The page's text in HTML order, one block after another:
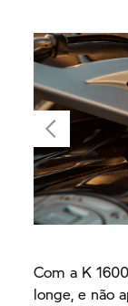
Com a K
longe, e não